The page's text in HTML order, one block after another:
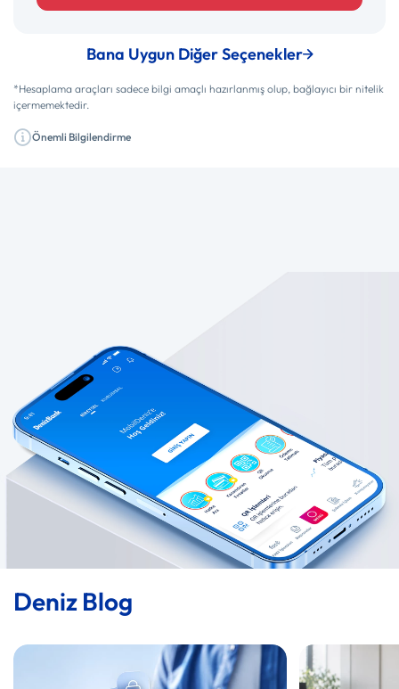
Bana Uygun Diğer Seçenekler
*Hesaplama araçları sadece bilgi amaçlı hazırlanmış olup, bağlayıcı bir nitelik
içermemektedir.
Önemli Bilgilendirme
Deniz Blog
Detaya Git